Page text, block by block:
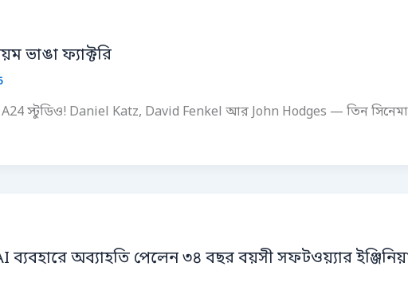
ভাঙা ফ্যাক্টরি
A24 স্টুডিও! Daniel Katz, David Fenkel আর John Hodges — তিন
ব্যবহারে অব্যাহতি পেলেন ৩৪ বছর বয়সী সফটওয়্যার